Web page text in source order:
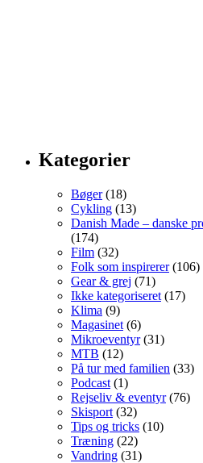
Kategorier
Bøger(18)
Cykling (13)
Danish Made – danske
(174)
Film (32)
Folk som inspirerer(106)
Gear & grej (71)
Ikke kategoriseret (17)
Klima (9)
Magasinet (6)
Mikroeventyr(31)
MTB (12)
På tur med familien (33)
Podcast (1)
Rejseliv & eventyr(76)
Skisport (32)
Tips og tricks (10)
Træning (22)
Vandring (31)